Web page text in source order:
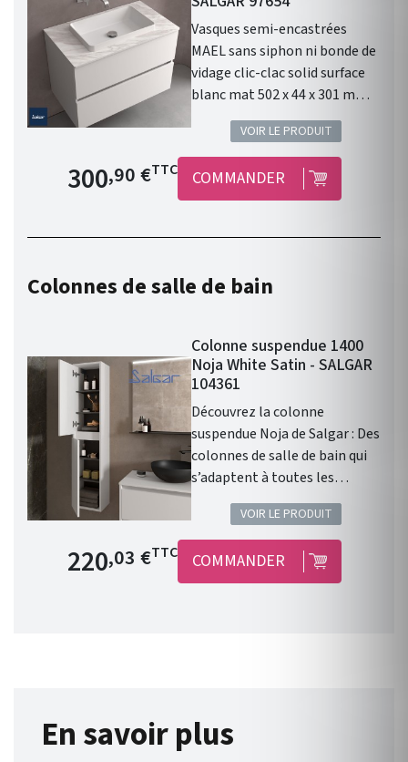
Vasques semi-encastrées
MAEL sans siphon ni bonde de
vidage clic-clac solid surface
blanc mat 502 x 44 x 301 mm :
un élément design pour votre
salle de bain.VOIR LE PRODUIT
Prix de base
300,90 €TTC COMMANDER
Colonnes de salle de bain
Colonne suspendue 1400
Noja White Satin - SALGAR
104361
Découvrez la colonne
suspendue Noja de Salgar : Des
colonnes de salle de bain qui
s’adaptent à toutes les
configurations ! Colonne
NOJA WHITE SATIN. Gamme:
NOJA . Finition: White Gloss . 2
portes . Fermeture amortie.
Meuble suspendu . Chants du
5 ans. Liberté et flexibilité :
Noja , de Salgar , vous offre un
VOIR LE PRODUIT
Prix de base
220,03 €TTC COMMANDER
En savoir plus